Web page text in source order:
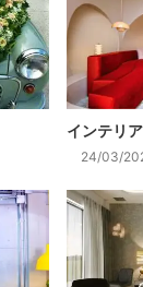
インテリ
24/03/